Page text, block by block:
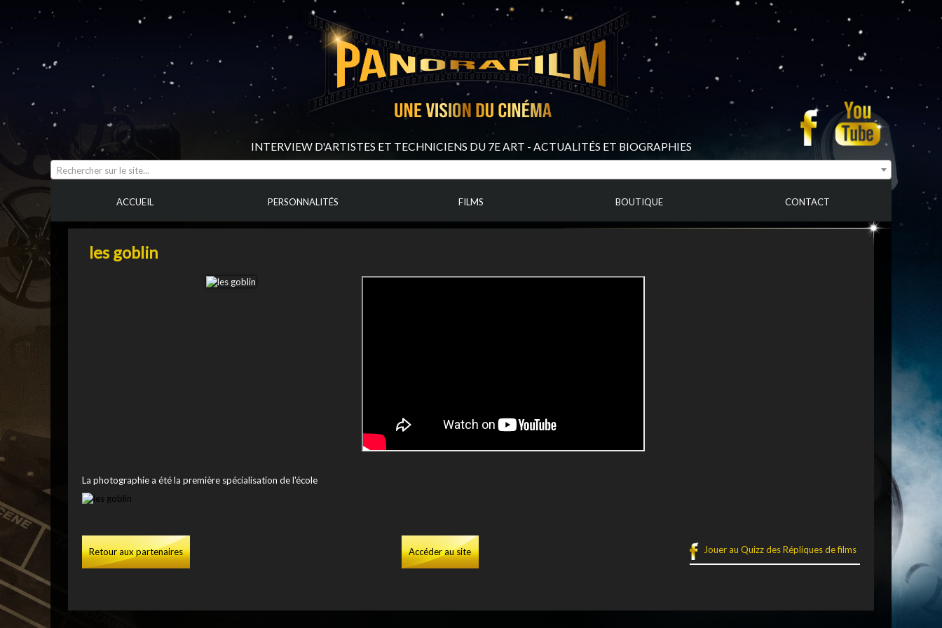
INTERVIEW D'ARTISTES ET TECHNICIENS DU 7E ART - ACTUALITÉS ET BIOGRAPHIES
Rechercher sur le site...
ACCUEIL PERSONNALITÉS FILMS BOUTIQUE CONTACT
les goblin
La photographie a été la première spécialisation de l'école
Retour aux partenaires Accéder au site Jouer au Quizz des Répliques de films